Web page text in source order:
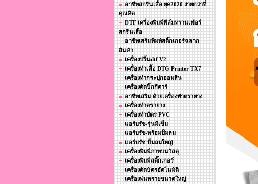
อาชีพสกรีนเสื้อ ยุค2020 ง่ายกว่าที่
คุณคิด
DTF เครื่องพิมพ์ฟิล์มทรานเฟอร์
สกรีนเสื้อ
อาชีพเสริมพิมพ์สติ๊กเกอร์ฉลาก
สินค้า
เครื่องปริ้นdtf V2
เครื่องทำเสื้อ DTG Printer TX7
เครื่องทำกระปุกออมสิน
เครื่องตัดปิ๊กกีตาร์
อาชีพเสริม ด้วยเครื่องทำตรายาง
เครื่องทำตรายาง
เครื่องทำบัตร PVC
แอร์บรัช-รุ่นมีเข็ม
แอร์บรัช-พร้อมปั้มลม
แอร์บรัช-ปั้มลมใหญ่
เครื่องพิมพ์ภาพบนวัสดุ
เครื่องพิมพ์สติ๊กเกอร์
เครื่องตัดบัตรอัตโนมัติ
เครื่องพ่นทรายขนาดใหญ่